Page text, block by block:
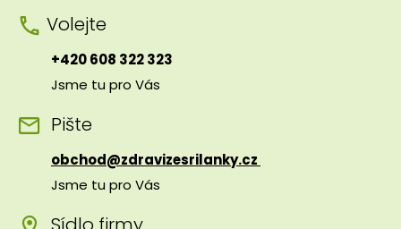
Volejte
+420 608 322 323
Jsme tu pro Vás
Pište
obchod@zdravizesrilanky.cz
Jsme tu pro Vás